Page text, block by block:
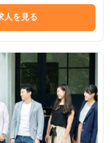
人を見る